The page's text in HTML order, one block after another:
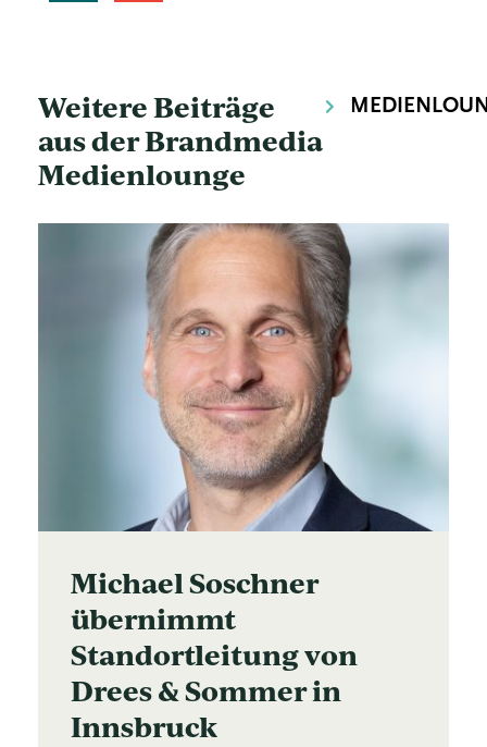
Weitere Beiträge
aus der Brandmedia
Medienlounge
Michael Soschner
übernimmt
Standortleitung von
Drees & Sommer in
Innsbruck